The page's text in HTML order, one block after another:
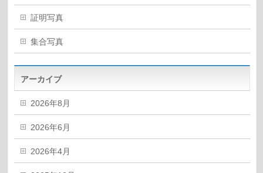
証明写真
集合写真
アーカイブ
2026年8月
2026年6月
2026年4月